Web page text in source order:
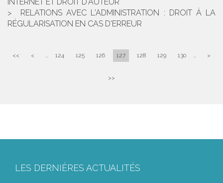
RELATIONS AVEC L'ADMINISTRATION : DROIT À LA
RÉGULARISATION EN CAS D'ERREUR
<< < ... 124 125 126 127 128 129 130 ... >
>>
LES DERNIÈRES ACTUALITÉS